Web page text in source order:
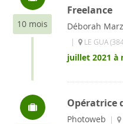
10 mois
Freelance
Déborah
| LE GUA
juillet 2021 à
Opératrice
Photoweb |